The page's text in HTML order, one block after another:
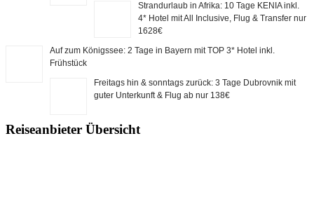
Strandurlaub in Afrika: 10 Tage KENIA inkl.
4* Hotel mit All Inclusive, Flug & Transfer nur
1628€
Auf zum Königssee: 2 Tage in Bayern mit TOP 3* Hotel inkl.
Frühstück
Freitags hin & sonntags zurück: 3 Tage Dubrovnik mit
guter Unterkunft & Flug ab nur 138€
Reiseanbieter Übersicht